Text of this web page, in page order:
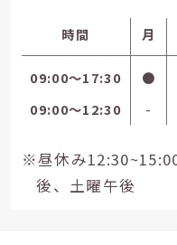
時間 月
09:00〜17:30 ●
09:00〜12:30
-
※昼休み
後、土曜午後